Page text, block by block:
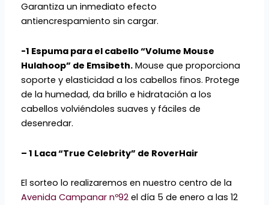
Garantiza un inmediato efecto
antiencrespamiento sin cargar.
-1 Espuma para el cabello “Volume Mouse
Hulahoop” de Emsibeth. Mouse que proporciona
soporte y elasticidad a los cabellos finos. Protege
de la humedad, da brillo e hidratación a los
cabellos volviéndoles suaves y fáciles de
desenredar.
– 1 Laca “True Celebrity” de RoverHair
El sorteo lo realizaremos en nuestro centro de la
Avenida Campanar nº92el día 5 de enero a las 12